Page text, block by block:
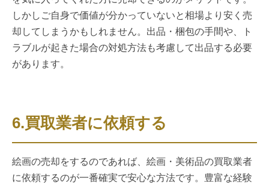
しかしご自身で価値が分かっていないと相場より安く売
却してしまうかもしれません。出品・梱包の手間や、ト
ラブルが起きた場合の対処方法も考慮して出品する必要
があります。
6.買取業者に依頼する
絵画の売却をするのであれば、絵画・美術品の買取業者
に依頼するのが一番確実で安心な方法です。豊富な経験